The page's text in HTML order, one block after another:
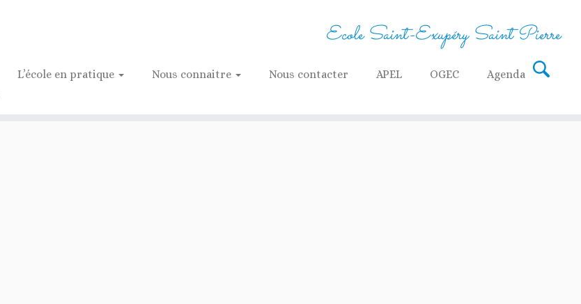
Ecole Saint-Exupéry Saint Pierre
L’école en pratique Nous connaitre Nous contacter APEL OGEC
Agenda